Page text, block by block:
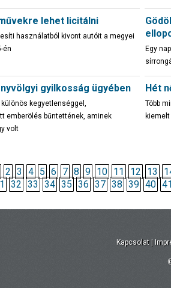
lehet licitálni
használatból kivont autóit a megyei
én
Egy
gyilkosság ügyében
kegyetlenséggel,
emberölés bűntettének, aminek
volt
Hét
Több
2 3 4 5 6 7 8 9 10 11 12 13
32 33 34 35 36 37 38 39 40
Kapcsolat |